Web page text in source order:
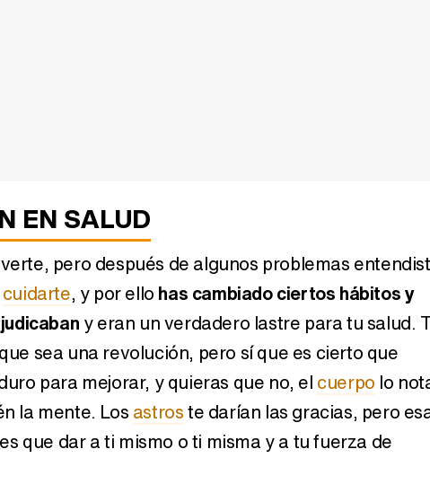
EN SALUD
pero después de algunos problemas
cuidarte, y por ello has cambiado ciertos hábitos y
y eran un verdadero lastre para tu salud.
sea una revolución, pero sí que es cierto que
para mejorar, y quieras que no, el cuerpo lo
la mente. Los astroste darían las gracias, pero
que dar a ti mismo o ti misma y a tu fuerza de
Horóscopo mayo 2014:
Virgo
estabilidad